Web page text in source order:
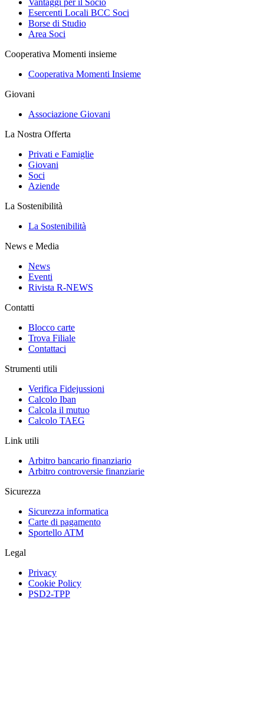
Vantaggi per il Socio
Esercenti Locali BCC Soci
Borse di Studio
Area Soci
Cooperativa Momenti insieme
Cooperativa Momenti Insieme
Giovani
Associazione Giovani
La Nostra Offerta
Privati e Famiglie
Giovani
Soci
Aziende
La Sostenibilità
La Sostenibilità
News e Media
News
Eventi
Rivista R-NEWS
Contatti
Blocco carte
Trova Filiale
Contattaci
Strumenti utili
Verifica Fidejussioni
Calcolo Iban
Calcola il mutuo
Calcolo TAEG
Link utili
Arbitro bancario finanziario
Arbitro controversie finanziarie
Sicurezza
Sicurezza informatica
Carte di pagamento
Sportello ATM
Legal
Privacy
Cookie Policy
PSD2-TPP